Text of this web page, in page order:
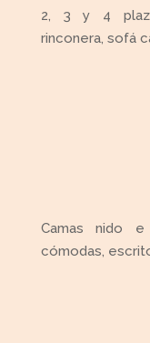
2, 3 y 4
rinconera, sofá
Camas nido
cómodas,